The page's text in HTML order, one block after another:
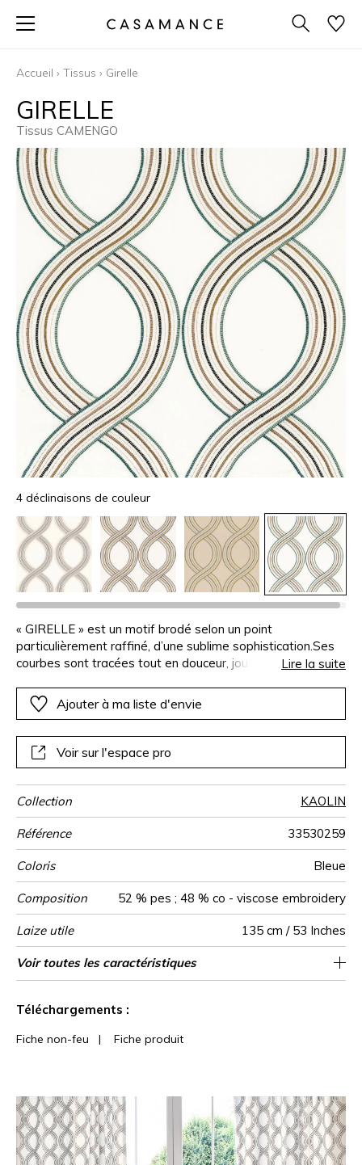
Accueil › Tissus › Girelle
GIRELLE
Tissus CAMENGO
4 déclinaisons de couleur
« GIRELLE » est un motif brodé selon un point
particulièrement raffiné, d’une sublime sophistication.Ses
courbes sont tracées tout en douceur, jouant desLire la suite
Ajouter à ma liste d'envie
Voir sur l'espace pro
Collection KAOLIN
Référence 33530259
Coloris Bleue
Composition 52 % pes ; 48 % co - viscose embroidery
Laize utile 135 cm / 53 Inches
Rétrécissement <4%
Raccord Raccord droit
Sens De large
Poids g/m² 290
Usage
Entretien
Pays d'origine Inde
Rapport
Horizontal
23 cm / 9 Inches
Rapport
Vertical
24 cm / 9 Inches
Voir toutes les caractéristiques
Téléchargements :
Fiche non-feu | Fiche produit